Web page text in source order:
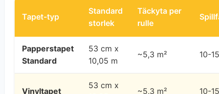
Tapet-typ
Standard
storlek
Täckyta per
rulle
Papperstapet
Standard
53 cm x
10,05 m
~5,3 m² 10-
Vinyltapet
53 cm x
~5,3 m² 10-